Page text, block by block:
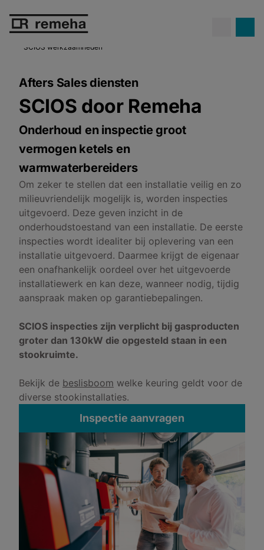
Confida warmtepompen.
op z'n best!
Ontdek Confida
SCIOS werkzaamheden
Afters Sales diensten
SCIOS door Remeha
Onderhoud en inspectie groot
vermogen ketels en
warmwaterbereiders
Om zeker te stellen dat een installatie veilig en zo
milieuvriendelijk mogelijk is, worden inspecties
uitgevoerd. Deze geven inzicht in de
onderhoudstoestand van een installatie. De eerste
inspecties wordt idealiter bij oplevering van een
installatie uitgevoerd. Daarmee krijgt de eigenaar
een onafhankelijk oordeel over het uitgevoerde
installatiewerk en kan deze, wanneer nodig, tijdig
aanspraak maken op garantiebepalingen.
SCIOS inspecties zijn verplicht bij gasproducten
groter dan 130kW die opgesteld staan in een
stookruimte.
Bekijk de beslisboom welke keuring geldt voor de
diverse stookinstallaties.
Inspectie aanvragen